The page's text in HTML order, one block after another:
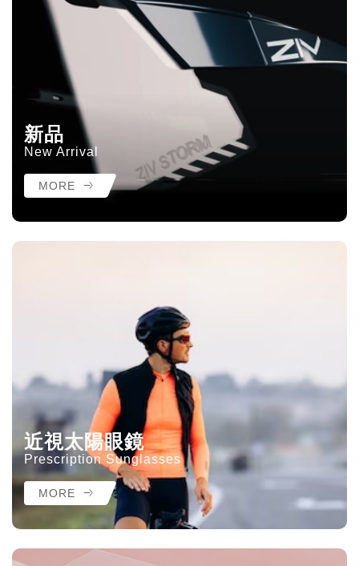
新品
New Arrival
MORE
近視太陽眼鏡
Prescription Sunglasses
MORE